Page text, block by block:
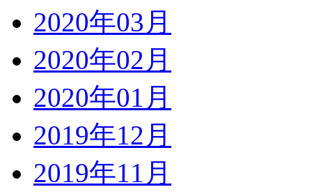
2020年03月
2020年02月
2020年01月
2019年12月
2019年11月